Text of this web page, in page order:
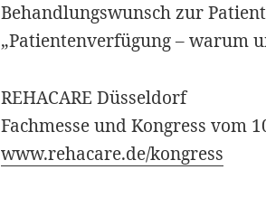
Behandlungswunsch zur
„Patientenverfügung – warum
REHACARE Düsseldorf
Fachmesse und Kongress vom
www.rehacare.de/kongress